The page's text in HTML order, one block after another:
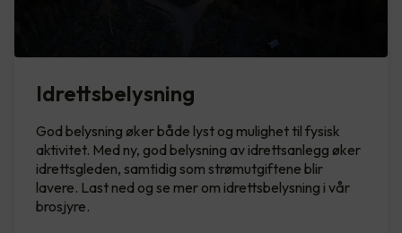
Idrettsbelysning
God belysning øker både lyst og mulighet til fysisk
aktivitet. Med ny, god belysning av idrettsanlegg øker
idrettsgleden, samtidig som strømutgiftene blir
lavere. Last ned og se mer om idrettsbelysning i vår
brosjyre.